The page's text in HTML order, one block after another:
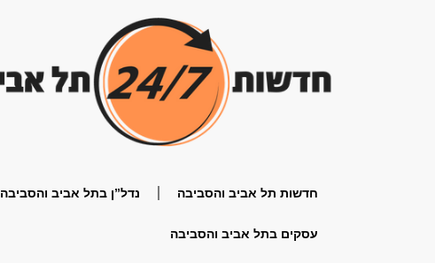
חדשות תל אביב והסביבה נדל”ן בתל אביב והסביבה
עסקים בתל אביב והסביבה